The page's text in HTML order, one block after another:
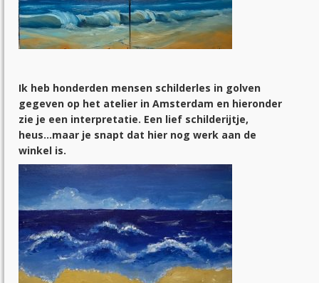
Ik heb honderden mensen schilderles in golven
gegeven op het atelier in Amsterdam en hieronder
zie je een interpretatie. Een lief schilderijtje,
heus…maar je snapt dat hier nog werk aan de
winkel is.